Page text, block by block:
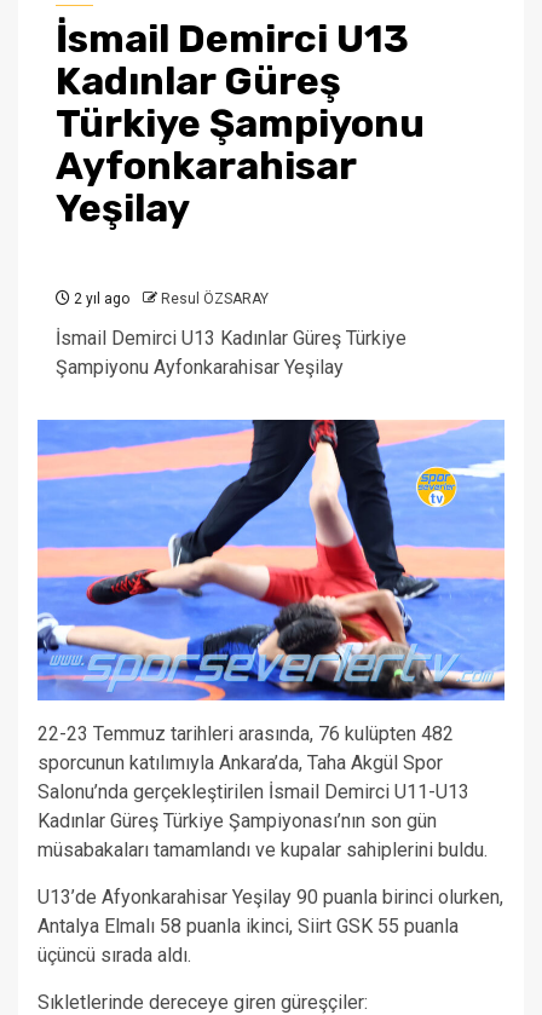
İsmail Demirci U13
Kadınlar Güreş
Türkiye Şampiyonu
Ayfonkarahisar
Yeşilay
2 yıl ago Resul ÖZSARAY
İsmail Demirci U13 Kadınlar Güreş Türkiye
Şampiyonu Ayfonkarahisar Yeşilay
22-23 Temmuz tarihleri arasında, 76 kulüpten 482
sporcunun katılımıyla Ankara’da, Taha Akgül Spor
Salonu’nda gerçekleştirilen İsmail Demirci U11-U13
Kadınlar Güreş Türkiye Şampiyonası’nın son gün
müsabakaları tamamlandı ve kupalar sahiplerini buldu.
U13’de Afyonkarahisar Yeşilay 90 puanla birinci olurken,
Antalya Elmalı 58 puanla ikinci, Siirt GSK 55 puanla
üçüncü sırada aldı.
Sıkletlerinde dereceye giren güreşçiler: